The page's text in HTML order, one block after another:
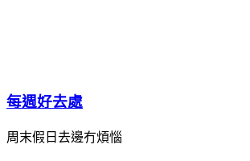
每週好去處
周末假日去邊冇煩惱